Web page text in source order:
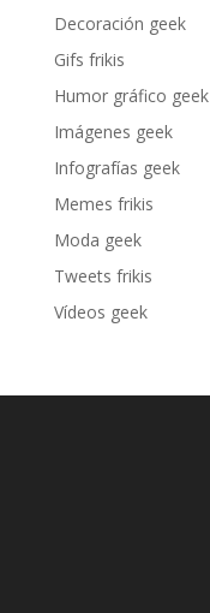
Decoración geek
Gifs frikis
Humor gráfico geek
Imágenes geek
Infografías geek
Memes frikis
Moda geek
Tweets frikis
Vídeos geek